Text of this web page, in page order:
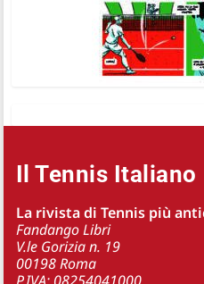
Il Tennis Italiano
La rivista di Tennis più
Fandango Libri
V.le Gorizia n. 19
00198 Roma